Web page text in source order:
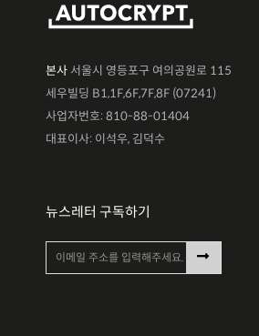
본사 서울시 영등포구 여의공원로 115
세우빌딩 B1,1F,6F,7F,8F (07241)
사업자번호: 810-88-01404
대표이사: 이석우, 김덕수
뉴스레터 구독하기